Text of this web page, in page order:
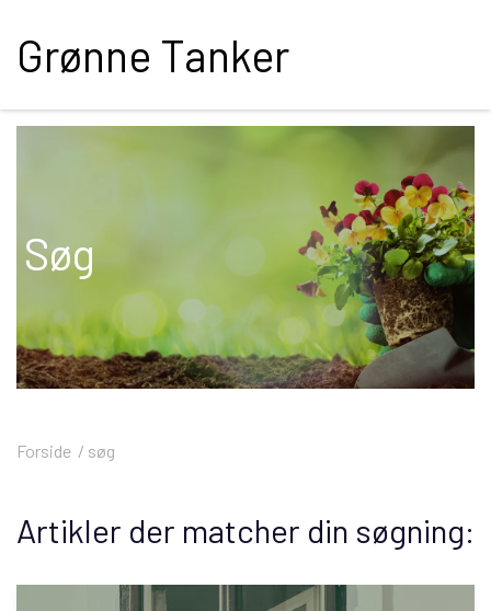
Grønne Tanker
Søg
Forside søg
Artikler der matcher din søgning: